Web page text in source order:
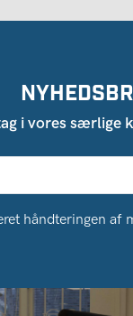
i vores særlige
håndteringen af